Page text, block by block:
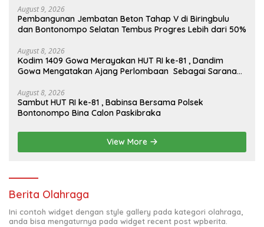
August 9, 2026
Pembangunan Jembatan Beton Tahap V di Biringbulu
dan Bontonompo Selatan Tembus Progres Lebih dari 50%
August 8, 2026
Kodim 1409 Gowa Merayakan HUT RI ke-81 , Dandim
Gowa Mengatakan Ajang Perlombaan Sebagai Sarana
August 8, 2026
Sambut HUT RI ke-81 , Babinsa Bersama Polsek
View More
Berita Olahraga
Ini contoh widget dengan style gallery pada kategori olahraga,
anda bisa mengaturnya pada widget recent post wpberita.